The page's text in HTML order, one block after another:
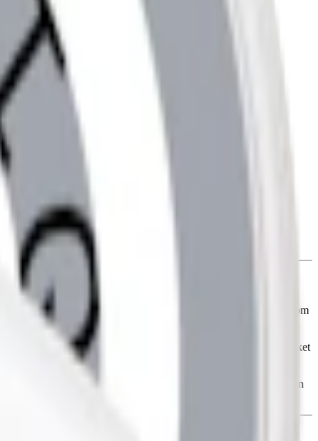
och intensiv saltlakrits skapas en fyllig och distinkt smakprofil som
som älskar aromatiska och karakteristiska smaker.
och vana CBD-användare. Prillan har ett slimmat format, vilket
behaglig upplevelse.
framställd av naturliga ingredienser, inklusive hampaextrakt från